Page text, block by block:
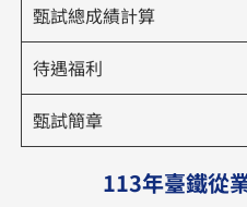
甄試總成績計算
待遇福利
甄試簡章
113年臺鐵從